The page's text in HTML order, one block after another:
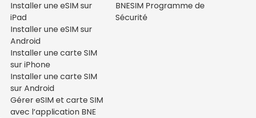
Installer une eSIM sur
iPad
Installer une eSIM sur
Android
Installer une carte SIM
sur iPhone
Installer une carte SIM
sur Android
Gérer eSIM et carte SIM
avec l’application BNE
BNESIM Programme de
Sécurité